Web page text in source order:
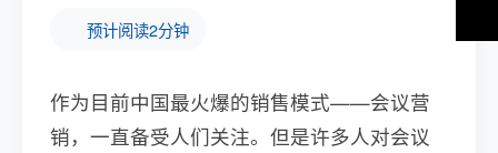
预计阅读2分钟
作为目前中国最火爆的销售模式——会议营
销，一直备受人们关注。但是许多人对会议